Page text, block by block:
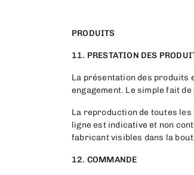
PRODUITS
11. PRESTATION DES
La présentation des produits
engagement. Le simple fait
La reproduction de toutes les
ligne est indicative et non
fabricant visibles dans la
12. COMMANDE